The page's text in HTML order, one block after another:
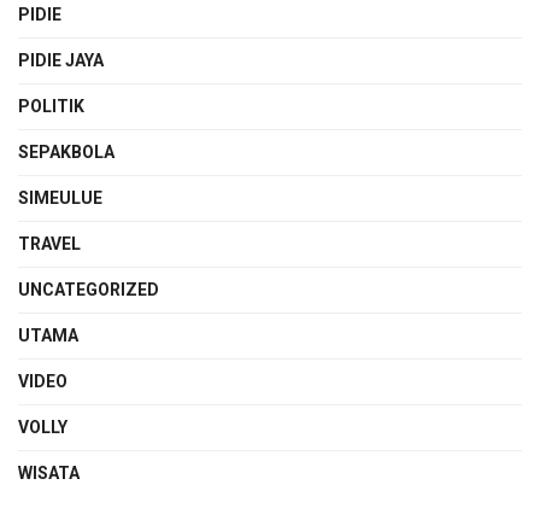
PIDIE
PIDIE JAYA
POLITIK
SEPAKBOLA
SIMEULUE
TRAVEL
UNCATEGORIZED
UTAMA
VIDEO
VOLLY
WISATA